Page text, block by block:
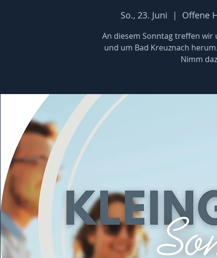
So., 23. Juni
  |
Offene
An diesem Sonntag treffen
und um Bad Kreuznach
Nimm